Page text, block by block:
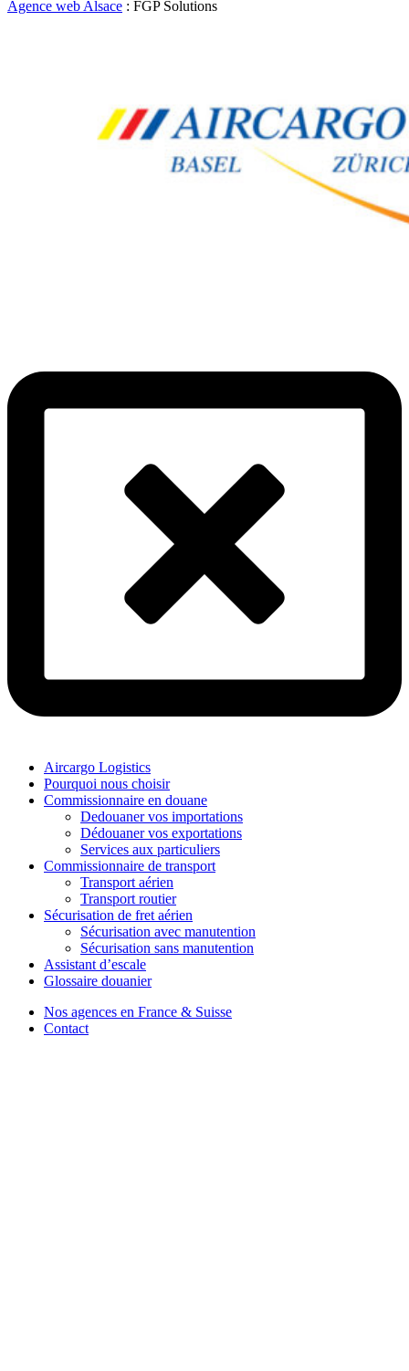
Agence web Alsace : FGP Solutions
Aircargo Logistics
Pourquoi nous choisir
Commissionnaire en douane
Dedouaner vos importations
Dédouaner vos exportations
Services aux particuliers
Commissionnaire de transport
Transport aérien
Transport routier
Sécurisation de fret aérien
Sécurisation avec manutention
Sécurisation sans manutention
Assistant d’escale
Glossaire douanier
Nos agences en France & Suisse
Contact